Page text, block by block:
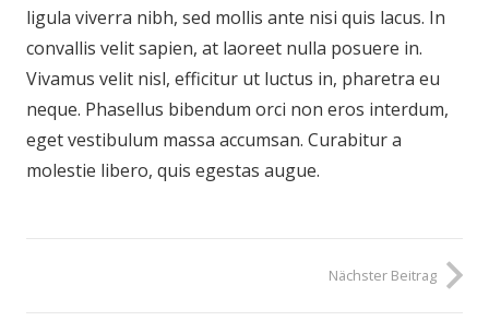
ligula viverra nibh, sed mollis ante nisi quis lacus. In
convallis velit sapien, at laoreet nulla posuere in.
Vivamus velit nisl, efficitur ut luctus in, pharetra eu
neque. Phasellus bibendum orci non eros interdum,
eget vestibulum massa accumsan. Curabitur a
molestie libero, quis egestas augue.
Nächster Beitrag